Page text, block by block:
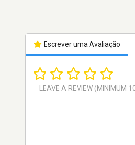
Escrever uma Avaliação